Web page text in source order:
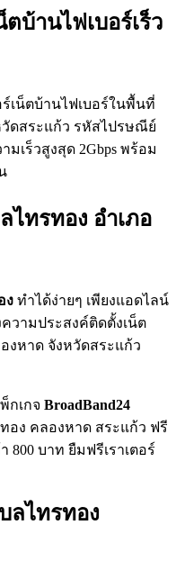
บ้านไฟเบอร์เร็ว
เน็ตบ้านไฟเบอร์ในพื้นที่
ดสระแก้ว รหัสไปรษณีย์
มเร็วสูงสุด 2Gbps พร้อม
ไทรทอง อำเภอ
ง ทำได้ง่ายๆ เพียงแอดไลน์
ความประสงค์ติดตั้งเน็ต
งหาด จังหวัดสระแก้ว
กเกจ BroadBand24
อง คลองหาด สระแก้ว ฟรี
800 บาท ยืมฟรีเราเตอร์
ลไทรทอง